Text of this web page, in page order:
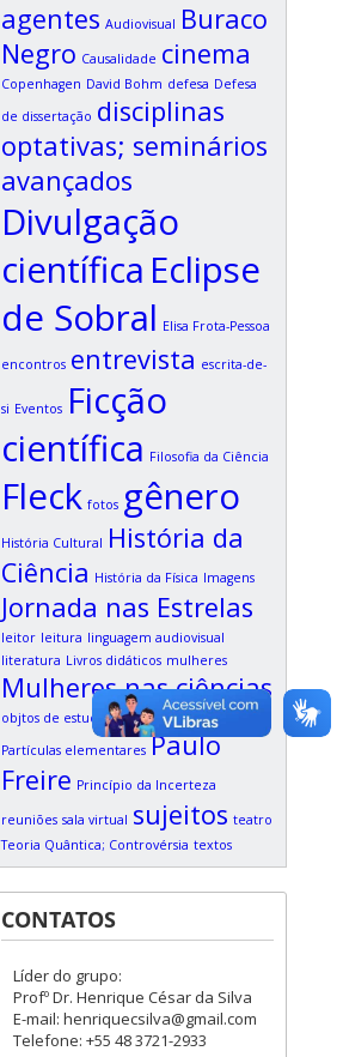
agentes Audiovisual Buraco
Negro Causalidade cinema
Copenhagen David Bohm defesa Defesa
de dissertação disciplinas
optativas; seminários
avançados
Divulgação
científica Eclipse
de Sobral Elisa Frota-Pessoa
encontros entrevista escrita-de-
si Eventos Ficção
científica Filosofia da Ciência
Fleck fotos gênero
História Cultural História da
Ciência História da Física Imagens
Jornada nas Estrelas
leitor leitura linguagem audiovisual
literatura Livros didáticos mulheres
Mulheres nas ciências
objtos de estudo participação online
Partículas elementares Paulo
Freire Princípio da Incerteza
reuniões sala virtual sujeitos teatro
Teoria Quântica; Controvérsia textos
CONTATOS
Líder do grupo:
Profº Dr. Henrique César da Silva
E-mail: henriquecsilva@gmail.com
Telefone: +55 48 3721-2933